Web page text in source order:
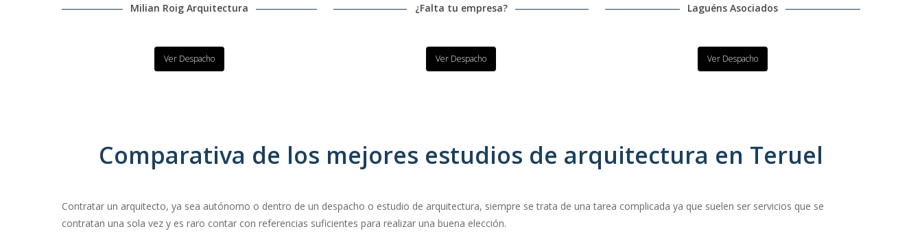
Milian Roig Arquitectura
Ver Despacho
¿Falta tu empresa?
Ver Despacho
Laguéns Asociados
Ver Despacho
Comparativa de los mejores estudios de arquitectura en Teruel
Contratar un arquitecto, ya sea autónomo o dentro de un despacho o estudio de arquitectura, siempre se trata de una tarea complicada ya que suelen ser servicios que se
contratan una sola vez y es raro contar con referencias suficientes para realizar una buena elección.